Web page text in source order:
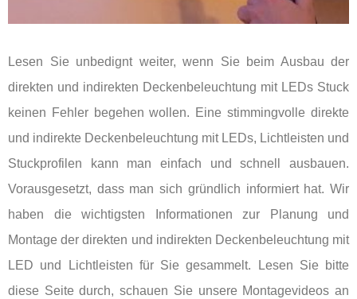
Lesen Sie unbedignt weiter, wenn Sie beim Ausbau der
direkten und indirekten Deckenbeleuchtung mit LEDs Stuck
keinen Fehler begehen wollen. Eine stimmingvolle direkte
und indirekte Deckenbeleuchtung mit LEDs, Lichtleisten und
Stuckprofilen kann man einfach und schnell ausbauen.
Vorausgesetzt, dass man sich gründlich informiert hat. Wir
haben die wichtigsten Informationen zur Planung und
Montage der direkten und indirekten Deckenbeleuchtung mit
LED und Lichtleisten für Sie gesammelt. Lesen Sie bitte
diese Seite durch, schauen Sie unsere Montagevideos an